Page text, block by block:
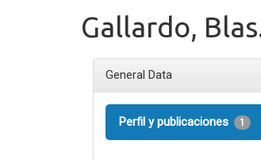
Gallardo,
General Data
Perfil y publicaciones 1